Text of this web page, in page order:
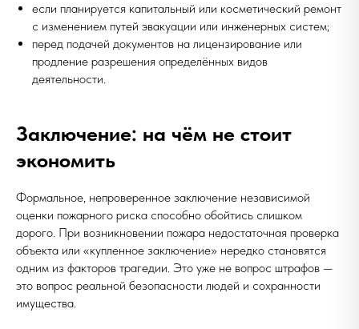
если планируется капитальный или косметический ремонт
с изменением путей эвакуации или инженерных систем;
перед подачей документов на лицензирование или
продление разрешения определённых видов
деятельности.
Заключение: на чём не стоит
экономить
Формальное, непроверенное заключение независимой
оценки пожарного риска способно обойтись слишком
дорого. При возникновении пожара недостаточная проверка
объекта или «купленное заключение» нередко становятся
одним из факторов трагедии. Это уже не вопрос штрафов —
это вопрос реальной безопасности людей и сохранности
имущества.